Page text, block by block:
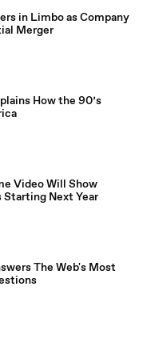
in Limbo as Company
Merger
How the 90’s
Video Will Show
Next Year
The Web's Most